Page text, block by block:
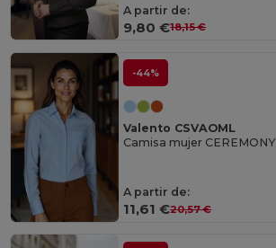
A partir de:
9,80 €18,15 €
-44%
Valento CSVAOML
Camisa mujer CEREMONY
A partir de:
11,61 €20,57 €